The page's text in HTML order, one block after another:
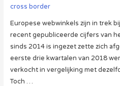
Amerika
cross border
Europese webwinkels zijn in trek
recent gepubliceerde cijfers van
sinds 2014 is ingezet zette zich
eerste drie kwartalen van 2018
verkocht in vergelijking met
Toch …